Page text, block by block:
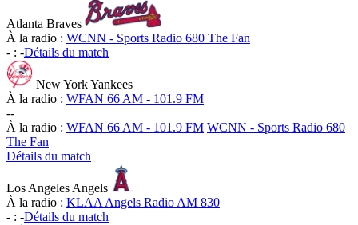
Atlanta Braves
À la radio : WCNN - Sports Radio 680 The Fan
- : -Détails du match
New York Yankees
À la radio : WFAN 66 AM - 101.9 FM
--
À la radio : WFAN 66 AM - 101.9 FM WCNN - Sports Radio 680
The Fan
Détails du match
Los Angeles Angels
À la radio : KLAA Angels Radio AM 830
- : -Détails du match